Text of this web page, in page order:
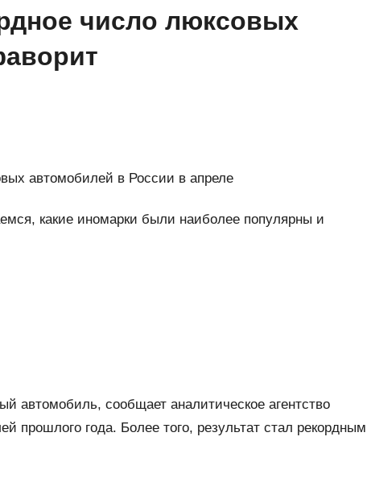
число люксовых
автомобилей в России в апреле
какие иномарки были наиболее популярны и
автомобиль, сообщает аналитическое агентство
прошлого года. Более того, результат стал рекордным